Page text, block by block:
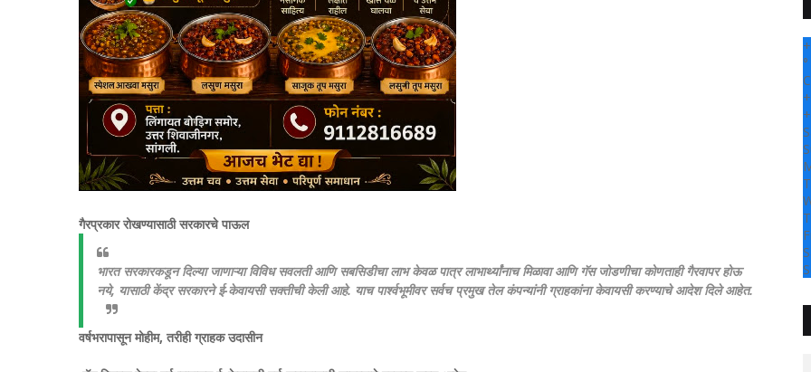
​गैरप्रकार रोखण्यासाठी सरकारचे पाऊल
​भारत सरकारकडून दिल्या जाणाऱ्या विविध सवलती आणि सबसिडीचा लाभ केवळ पात्र लाभार्थ्यांनाच मिळावा आणि गॅस जोडणीचा कोणताही गैरवापर होऊ
नये, यासाठी केंद्र सरकारने ई-केवायसी सक्तीची केली आहे. याच पार्श्वभूमीवर सर्वच प्रमुख तेल कंपन्यांनी ग्राहकांना केवायसी करण्याचे आदेश दिले आहेत.
​वर्षभरापासून मोहीम, तरीही ग्राहक उदासीन
+
°
C
+
+